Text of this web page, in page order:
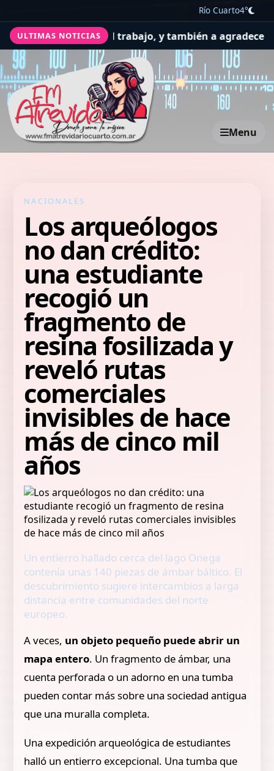
Río Cuarto4°
ULTIMAS NOTICIAS
la salud y el trabajo, y también a agradecer El
Menu
NACIONALES
Los arqueólogos
no dan crédito:
una estudiante
recogió un
fragmento de
resina fosilizada y
reveló rutas
comerciales
invisibles de hace
más de cinco mil
años
Un entierro hallado cerca del lago Onega
contenía unas 140 piezas de ámbar báltico. El
descubrimiento sugiere intercambios a larga
distancia entre comunidades del norte
europeo.
A veces, un objeto pequeño puede abrir un
mapa entero. Un fragmento de ámbar, una
cuenta perforada o un adorno en una tumba
pueden contar más sobre una sociedad antigua
que una muralla completa.
Una expedición arqueológica de estudiantes
halló un entierro excepcional. Una tumba que